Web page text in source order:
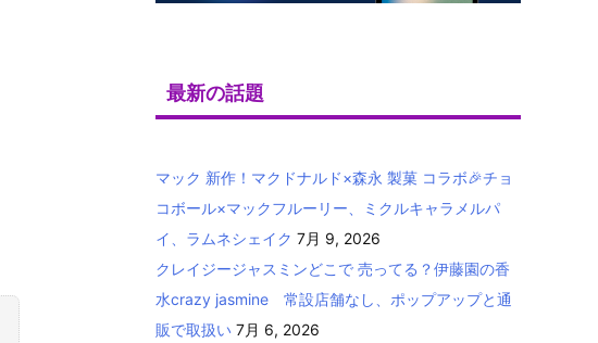
最新の話題
マック 新作！マクドナルド×森永 製菓 コラボ🎉チョ
コボール×マックフルーリー、ミクルキャラメルパ
イ、ラムネシェイク 7月 9, 2026
クレイジージャスミンどこで 売ってる？伊藤園の香
水crazy jasmine 常設店舗なし、ポップアップと通
販で取扱い 7月 6, 2026